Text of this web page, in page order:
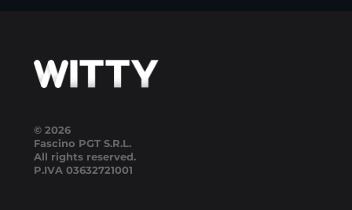
© 2026
Fascino PGT S.R.L.
All rights reserved.
P.IVA 03632721001